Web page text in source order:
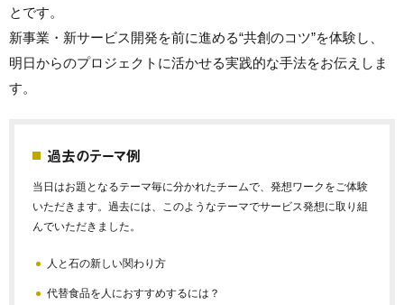
とです。
新事業・新サービス開発を前に進める“共創のコツ”を体験し、
明日からのプロジェクトに活かせる実践的な手法をお伝えしま
す。
過去のテーマ例
当日はお題となるテーマ毎に分かれたチームで、発想ワークをご体験
いただきます。過去には、このようなテーマでサービス発想に取り組
んでいただきました。
人と石の新しい関わり方
代替食品を人におすすめするには？